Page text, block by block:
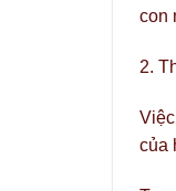
con
2.
của